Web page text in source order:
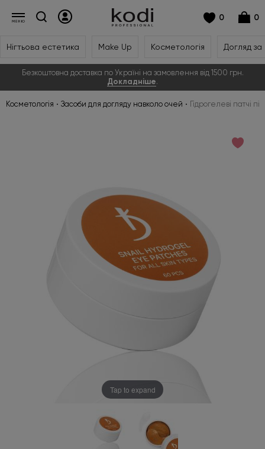
0 0
Нігтьова естетика Make Up Косметологія Догляд
Безкоштовна доставка по Україні на замовлення від 1500 грн.
Докладніше.
Косметологія Засоби для догляду навколо очей Гідрогелеві патчі
Tap to expand